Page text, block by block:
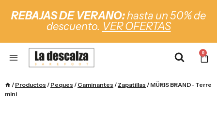
REBAJAS DE VERANO:hasta un 50% de
descuento. VER OFERTAS
0
/ Productos / Peques / Caminantes / Zapatillas / MÜRIS BRAND- Terre
mini